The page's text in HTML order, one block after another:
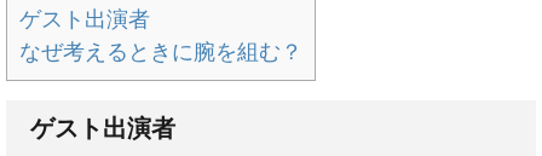
ゲスト出演者
なぜ考えるときに腕を組む？
ゲスト出演者